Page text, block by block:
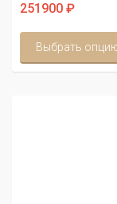
251900 ₽
Выбрать